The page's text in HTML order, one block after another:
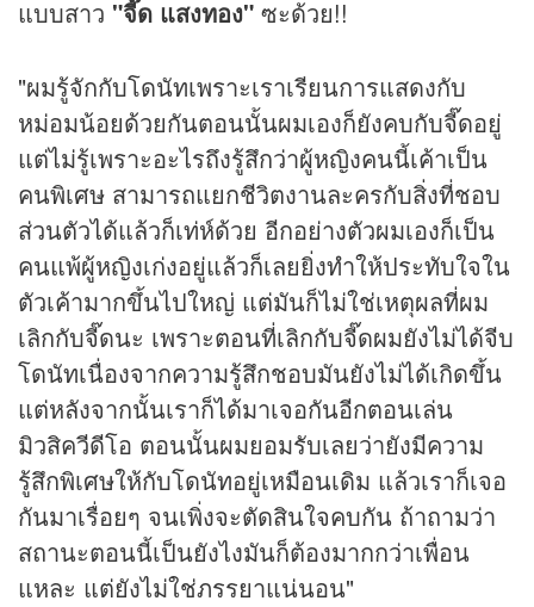
แบบสาว "จี๊ด แสงทอง" ซะด้วย!!
"ผมรู้จักกับโดนัทเพราะเราเรียนการแสดงกับ
หม่อมน้อยด้วยกันตอนนั้นผมเองก็ยังคบกับจี๊ดอยู่
แต่ไม่รู้เพราะอะไรถึงรู้สึกว่าผู้หญิงคนนี้เค้าเป็น
คนพิเศษ สามารถแยกชีวิตงานละครกับสิ่งที่ชอบ
ส่วนตัวได้แล้วก็เท่ห์ด้วย อีกอย่างตัวผมเองก็เป็น
คนแพ้ผู้หญิงเก่งอยู่แล้วก็เลยยิ่งทำให้ประทับใจใน
ตัวเค้ามากขึ้นไปใหญ่ แต่มันก็ไม่ใช่เหตุผลที่ผม
เลิกกับจี๊ดนะ เพราะตอนที่เลิกกับจี๊ดผมยังไม่ได้จีบ
โดนัทเนื่องจากความรู้สึกชอบมันยังไม่ได้เกิดขึ้น
แต่หลังจากนั้นเราก็ได้มาเจอกันอีกตอนเล่น
มิวสิควีดีโอ ตอนนั้นผมยอมรับเลยว่ายังมีความ
รู้สึกพิเศษให้กับโดนัทอยู่เหมือนเดิม แล้วเราก็เจอ
กันมาเรื่อยๆ จนเพิ่งจะตัดสินใจคบกัน ถ้าถามว่า
สถานะตอนนี้เป็นยังไงมันก็ต้องมากกว่าเพื่อน
แหละ แต่ยังไม่ใช่ภรรยาแน่นอน"